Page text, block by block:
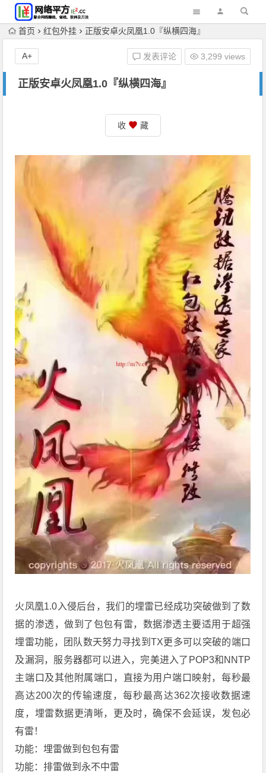
首页 红包外挂 正版安卓火凤凰1.0『纵横四海』
正版安卓火凤凰1.0『纵横四海』
发表评论 3,299 views
A+
收 藏
火凤凰1.0入侵后台，我们的埋雷已经成功突破做到了数
据的渗透，做到了包包有雷，数据渗透主要适用于超强
埋雷功能，团队数天努力寻找到TX更多可以突破的端口
及漏洞，服务器都可以进入，完美进入了POP3和NNTP
主端口及其他附属端口，直接为用户端口映射，每秒最
高达200次的传输速度，每秒最高达362次接收数据速
度，埋雷数据更清晰，更及时，确保不会延误，发包必
有雷！
️功能：埋雷做到包包有雷
️功能：排雷做到永不中雷